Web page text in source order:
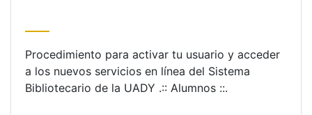
Procedimiento para activar tu usuario y acceder
a los nuevos servicios en línea del Sistema
Bibliotecario de la UADY .:: Alumnos ::.